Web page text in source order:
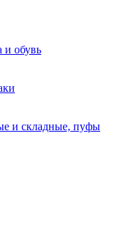
и обувь
и складные, пуфы